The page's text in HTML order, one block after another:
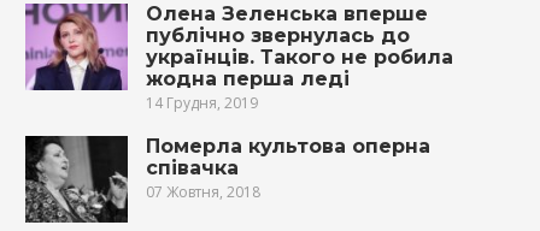
Олена Зеленська вперше
публічно звернулась до
українців. Такого не робила
жодна перша леді
14 Грудня, 2019
Померла культова оперна
співачка
07 Жовтня, 2018